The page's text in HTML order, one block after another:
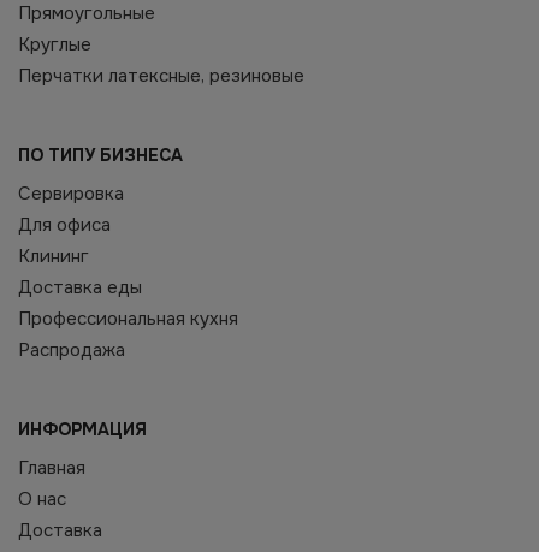
Прямоугольные
Круглые
Перчатки латексные, резиновые
ПО ТИПУ БИЗНЕСА
Сервировка
Для офиса
Клининг
Доставка еды
Профессиональная кухня
Распродажа
ИНФОРМАЦИЯ
Главная
О нас
Доставка